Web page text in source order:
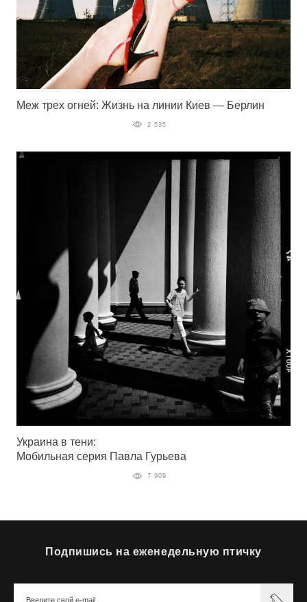
Меж трех огней: Жизнь на линии Киев — Берлин
2 535
Украина в тени:
Мобильная серия Павла Гурьева
7 909
Подпишись на еженедельную птичку